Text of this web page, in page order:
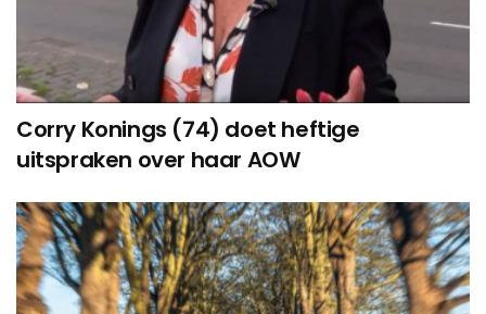
Corry Konings (74) doet heftige
uitspraken over haar AOW